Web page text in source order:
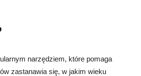
narzędziem, które pomaga
zastanawia się, w jakim wieku